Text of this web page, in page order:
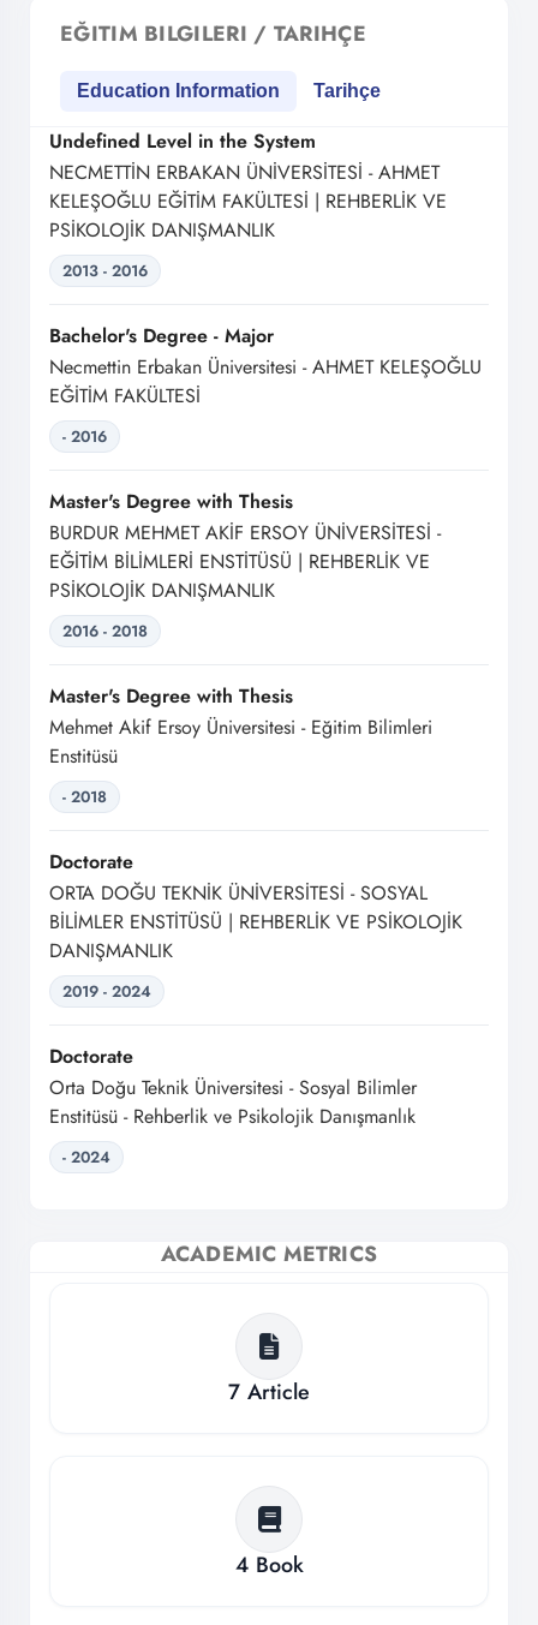
EĞITIM BILGILERI / TARIHÇE
Education Information Tarihçe
Undefined Level in the System
NECMETTİN ERBAKAN ÜNİVERSİTESİ - AHMET
KELEŞOĞLU EĞİTİM FAKÜLTESİ | REHBERLİK VE
PSİKOLOJİK DANIŞMANLIK
2013 - 2016
Bachelor's Degree - Major
Necmettin Erbakan Üniversitesi - AHMET KELEŞOĞLU
EĞİTİM FAKÜLTESİ
- 2016
Master's Degree with Thesis
BURDUR MEHMET AKİF ERSOY ÜNİVERSİTESİ -
EĞİTİM BİLİMLERİ ENSTİTÜSÜ | REHBERLİK VE
PSİKOLOJİK DANIŞMANLIK
2016 - 2018
Master's Degree with Thesis
Mehmet Akif Ersoy Üniversitesi - Eğitim Bilimleri
Enstitüsü
- 2018
Doctorate
ORTA DOĞU TEKNİK ÜNİVERSİTESİ - SOSYAL
BİLİMLER ENSTİTÜSÜ | REHBERLİK VE PSİKOLOJİK
DANIŞMANLIK
2019 - 2024
Doctorate
Orta Doğu Teknik Üniversitesi - Sosyal Bilimler
Enstitüsü - Rehberlik ve Psikolojik Danışmanlık
- 2024
ACADEMIC METRICS
7 Article
4 Book